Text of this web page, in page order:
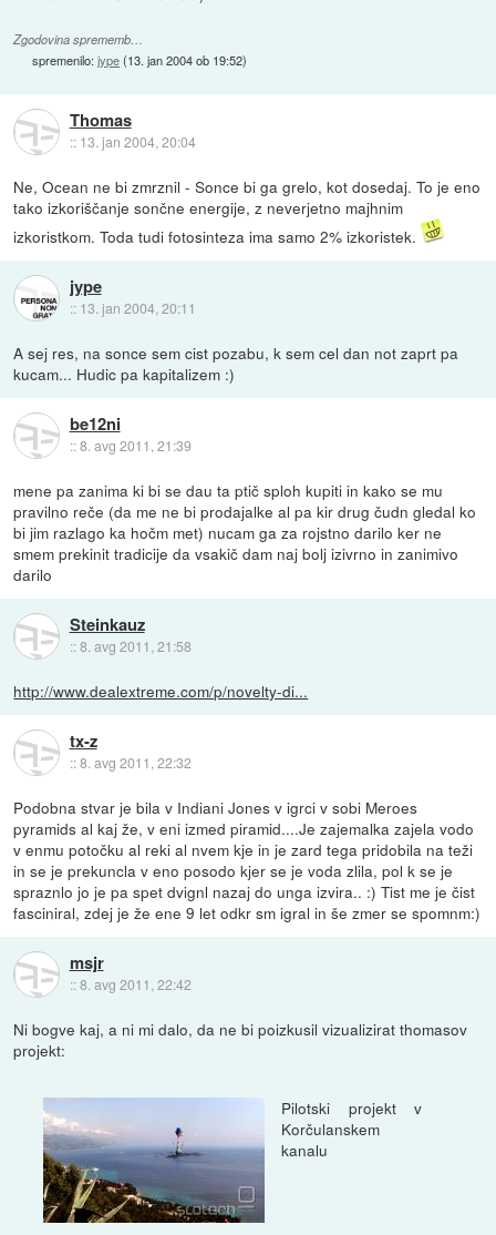
Zgodovina sprememb…
spremenilo:jype(13. jan 2004 ob 19:52)
Thomas
:: 13. jan 2004, 20:04
Ne, Ocean ne bi zmrznil - Sonce bi ga grelo, kot dosedaj. To je eno
tako izkoriščanje sončne energije, z neverjetno majhnim
izkoristkom. Toda tudi fotosinteza ima samo 2% izkoristek.
jype
:: 13. jan 2004, 20:11
A sej res, na sonce sem cist pozabu, k sem cel dan not zaprt pa
kucam... Hudic pa kapitalizem :)
be12ni
::8. avg 2011, 21:39
mene pa zanima ki bi se dau ta ptič sploh kupiti in kako se mu
pravilno reče (da me ne bi prodajalke al pa kir drug čudn gledal ko
bi jim razlago ka hočm met) nucam ga za rojstno darilo ker ne
smem prekinit tradicije da vsakič dam naj bolj izivrno in zanimivo
darilo
Steinkauz
::8. avg 2011, 21:58
http://www.dealextreme.com/p/novelty-di...
tx-z
::8. avg 2011, 22:32
Podobna stvar je bila v Indiani Jones v igrci v sobi Meroes
pyramids al kaj že, v eni izmed piramid....Je zajemalka zajela vodo
v enmu potočku al reki al nvem kje in je zard tega pridobila na teži
in se je prekuncla v eno posodo kjer se je voda zlila, pol k se je
spraznlo jo je pa spet dvignl nazaj do unga izvira.. :) Tist me je čist
fasciniral, zdej je že ene 9 let odkr sm igral in še zmer se spomnm:)
msjr
::8. avg 2011, 22:42
Ni bogve kaj, a ni mi dalo, da ne bi poizkusil vizualizirat thomasov
projekt:
Pilotski projekt v
Korčulanskem
kanalu